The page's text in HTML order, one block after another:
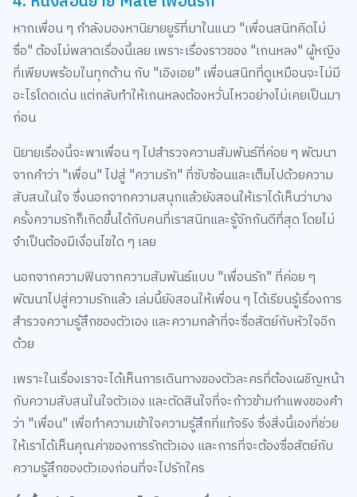
หากเพื่อน ๆ กำลังมองหานิยายยูริที่มาในแนว "เพื่อนสนิทคิดไม่
ซื่อ" ต้องไม่พลาดเรื่องนี้เลย เพราะเรื่องราวของ "เกนหลง" ผู้หญิง
ที่เพียบพร้อมในทุกด้าน กับ "เอิงเอย" เพื่อนสนิทที่ดูเหมือนจะไม่มี
อะไรโดดเด่น แต่กลับทำให้เกนหลงต้องหวั่นไหวอย่างไม่เคยเป็นมา
ก่อน
จากคำว่า "เพื่อน" ไปสู่ "ความรัก" ที่ซับซ้อนและเต็มไปด้วยความ
สับสนในใจ ซึ่งนอกจากความสนุกแล้วยังสอนให้เราได้เห็นว่าบาง
ครั้งความรักก็เกิดขึ้นได้กับคนที่เราสนิทและรู้จักกันดีที่สุด โดยไม่
จำเป็นต้องมีเงื่อนไขใด ๆ เลย
พัฒนาไปสู่ความรักแล้ว เล่มนี้ยังสอนให้เพื่อน ๆ ได้เรียนรู้เรื่องการ
สำรวจความรู้สึกของตัวเอง และความกล้าที่จะซื่อสัตย์กับหัวใจอีก
ด้วย
กับความสับสนในใจตัวเอง และตัดสินใจที่จะก้าวข้ามกำแพงของคำ
ว่า "เพื่อน" เพื่อทำความเข้าใจความรู้สึกที่แท้จริง ซึ่งสิ่งนี้เองที่ช่วย
ให้เราได้เห็นคุณค่าของการรักตัวเอง และการที่จะต้องซื่อสัตย์กับ
ความรู้สึกของตัวเองก่อนที่จะไปรักใคร